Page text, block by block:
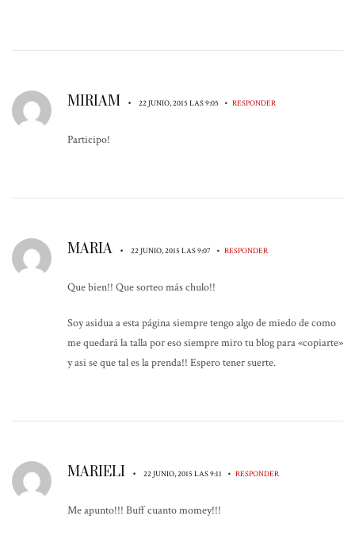
MIRIAM • 22 JUNIO, 2015 LAS 9:05 • RESPONDER
Participo!
MARIA • 22 JUNIO, 2015 LAS 9:07 • RESPONDER
Que bien!! Que sorteo más chulo!!
Soy asidua a esta página siempre tengo algo de miedo de como
me quedará la talla por eso siempre miro tu blog para «copiarte»
y asi se que tal es la prenda!! Espero tener suerte.
MARIELI • 22 JUNIO, 2015 LAS 9:11 • RESPONDER
Me apunto!!! Buff cuanto momey!!!